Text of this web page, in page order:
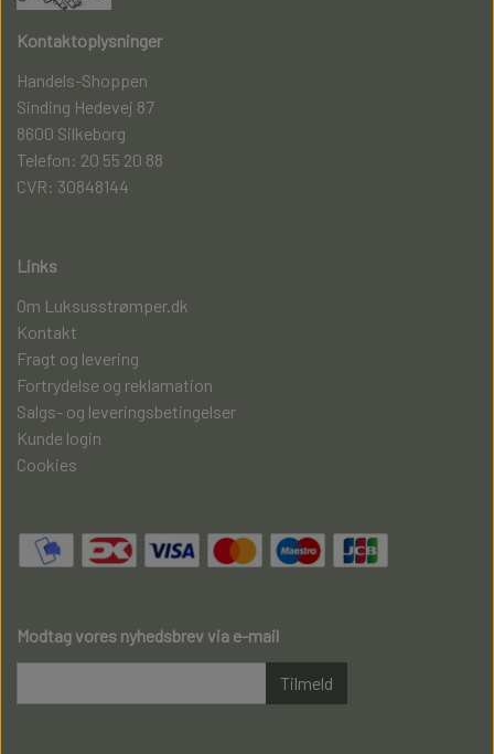
Kontaktoplysninger
Handels-Shoppen
Sinding Hedevej 87
8600 Silkeborg
Telefon: 20 55 20 88
CVR: 30848144
Links
Om Luksusstrømper.dk
Kontakt
Fragt og levering
Fortrydelse og reklamation
Salgs- og leveringsbetingelser
Kunde login
Cookies
Modtag vores nyhedsbrev via e-mail
Tilmeld